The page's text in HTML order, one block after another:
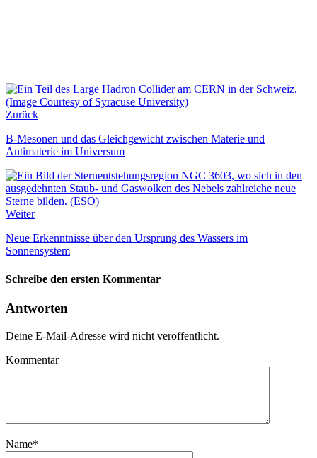
Zurück
B-Mesonen und das Gleichgewicht zwischen Materie und
Antimaterie im Universum
Weiter
Neue Erkenntnisse über den Ursprung des Wassers im
Sonnensystem
Schreibe den ersten Kommentar
Antworten
Deine E-Mail-Adresse wird nicht veröffentlicht.
Kommentar
Name*